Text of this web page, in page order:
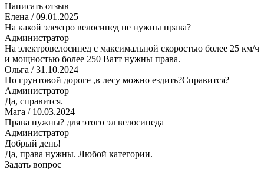
Написать отзыв
Елена / 09.01.2025
На какой электро велосипед не нужны права?
Администратор
На электровелосипед с максимальной скоростью более 25 км/ч
и мощностью более 250 Ватт нужны права.
Ольга / 31.10.2024
По грунтовой дороге ,в лесу можно ездить?Справится?
Администратор
Да, справится.
Мага / 10.03.2024
Права нужны? для этого эл велосипеда
Администратор
Добрый день!
Да, права нужны. Любой категории.
Задать вопрос